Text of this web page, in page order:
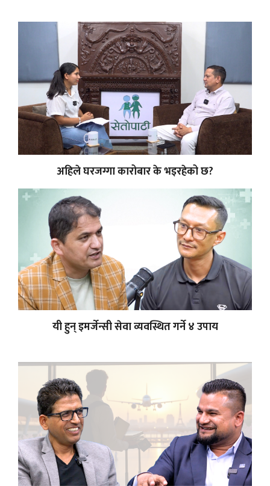
अहिले घरजग्गा कारोबार के भइरहेको छ?
यी हुन् इमर्जेन्सी सेवा व्यवस्थित गर्ने ४ उपाय